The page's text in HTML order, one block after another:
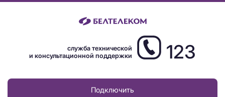
служба технической
и консультационной поддержки
123
Подключить